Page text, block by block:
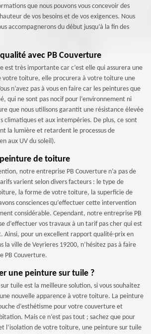
que nous pouvons vous concevoir des
de vos besoins et de vos exigences. Nous
accompagnerons du début jusqu’à la fin des
avec PB Couverture
est très importante car c’est elle qui assurera une
votre toiture, elle procurera à votre toiture une
n’avez pas à vous en faire car les peintures que
qui ne sont pas nocif pour l’environnement ni
que nous utilisons garantit une résistance élevée
climatiques et aux intempéries. De plus, ce sont
la lumière et retardent le processus de
aux UV du soleil).
de toiture
notre entreprise PB Couverture n’a pas de
varient selon divers facteurs : le type de
la forme de votre toiture, la superficie de
consciences qu’effectuer cette intervention
considérable. Cependant, notre entreprise PB
d’effectuer vos travaux à un tarif pas cher qui est
Ainsi, pour un excellent rapport qualité-prix en
la ville de Veyrieres 19200, n’hésitez pas à faire
PB Couverture.
une peinture sur tuile ?
tuile est la meilleure solution, si vous souhaitez
nouvelle apparence à votre toiture. La peinture
d’esthétisme pour votre couverture et
Mais ce n’est pas tout ; sachez que pour
l’isolation de votre toiture, une peinture sur tuile